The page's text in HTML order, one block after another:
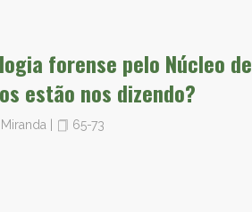
forense pelo Núcleo de
estão nos dizendo?
65-73